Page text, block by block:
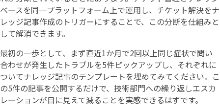
ベースを同一プラットフォーム上で運用し、チケット解決をナ
レッジ記事作成のトリガーにすることで、この分断を仕組みと
して解消できます。
最初の一歩として、まず直近1か月で2回以上同じ症状で問い
合わせが発生したトラブルを5件ピックアップし、それぞれに
ついてナレッジ記事のテンプレートを埋めてみてください。こ
の5件の記事を公開するだけで、技術部門への繰り返しエスカ
レーションが目に見えて減ることを実感できるはずです。